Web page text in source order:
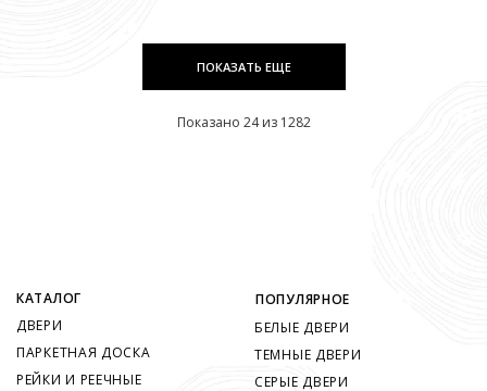
ПОКАЗАТЬ ЕЩЕ
Показано 24 из 1282
КАТАЛОГ
ДВЕРИ
ПАРКЕТНАЯ ДОСКА
РЕЙКИ И РЕЕЧНЫЕ
ПОПУЛЯРНОЕ
БЕЛЫЕ ДВЕРИ
ТЕМНЫЕ ДВЕРИ
СЕРЫЕ ДВЕРИ